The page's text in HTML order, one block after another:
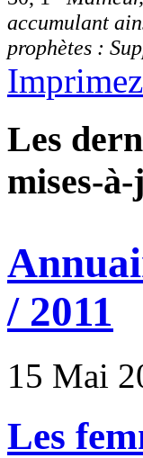
accumulant
prophètes :
Les
mises-
/ 2011
15 Mai
Les